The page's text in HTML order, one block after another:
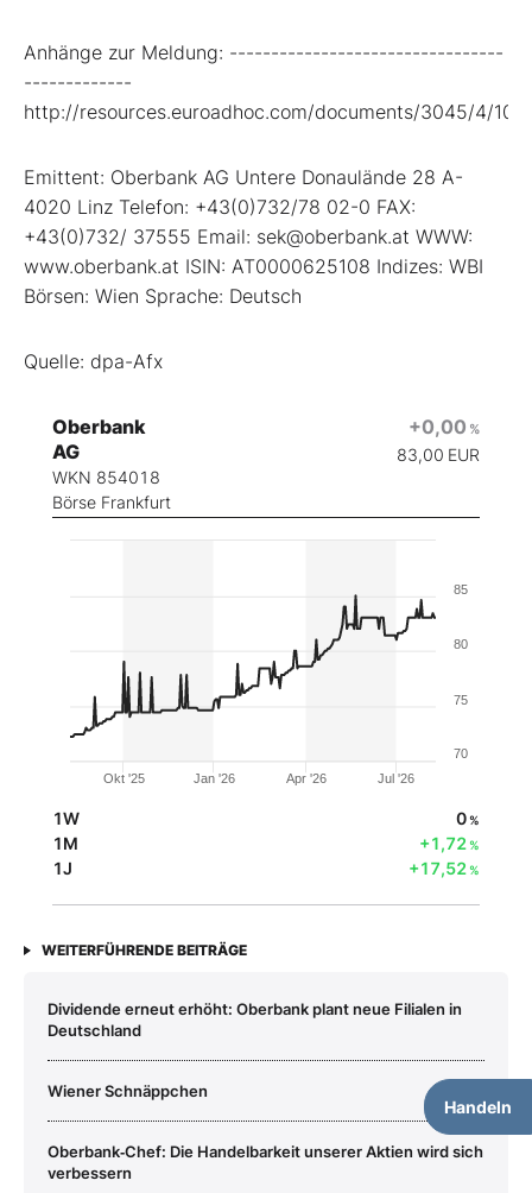
Anhänge zur Meldung: ---------------------------------
-------------
http://resources.euroadhoc.com/documents/3045/4/
Emittent: Oberbank AG Untere Donaulände 28 A-
4020 Linz Telefon: +43(0)732/78 02-0 FAX:
+43(0)732/ 37555 Email: sek@oberbank.at WWW:
www.oberbank.at ISIN: AT0000625108 Indizes: WBI
Börsen: Wien Sprache: Deutsch
Quelle: dpa-Afx
Oberbank
AG
WKN 854018
Börse Frankfurt
+0,00 %
83,00 EUR
Handeln
Okt '25 Jan '26 Apr '26 Jul '26
70
75
80
85
1W 0%
1M +1,72%
1J +17,52%
WEITERFÜHRENDE BEITRÄGE
Dividende erneut erhöht: Oberbank plant neue Filialen in
Deutschland
Wiener Schnäppchen
Oberbank‑Chef: Die Handelbarkeit unserer Aktien wird sich
verbessern